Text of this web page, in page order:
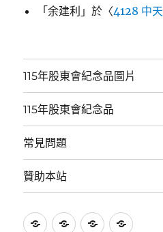
「余建利 」於〈4128 中天
115年股東會紀念品圖片
115年股東會紀念品
常見問題
贊助本站
115 115 常 贊